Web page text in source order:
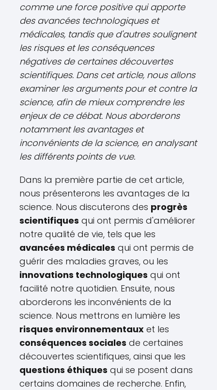
comme une force positive qui apporte
des avancées technologiques et
médicales, tandis que d'autres soulignent
les risques et les conséquences
négatives de certaines découvertes
scientifiques. Dans cet article, nous allons
examiner les arguments pour et contre la
science, afin de mieux comprendre les
enjeux de ce débat. Nous aborderons
notamment les avantages et
inconvénients de la science, en analysant
les différents points de vue.
Dans la première partie de cet article,
nous présenterons les avantages de la
science. Nous discuterons des progrès
scientifiques qui ont permis d'améliorer
notre qualité de vie, tels que les
avancées médicales qui ont permis de
guérir des maladies graves, ou les
innovations technologiques qui ont
facilité notre quotidien. Ensuite, nous
aborderons les inconvénients de la
science. Nous mettrons en lumière les
risques environnementaux et les
conséquences sociales de certaines
découvertes scientifiques, ainsi que les
questions éthiques qui se posent dans
certains domaines de recherche. Enfin,